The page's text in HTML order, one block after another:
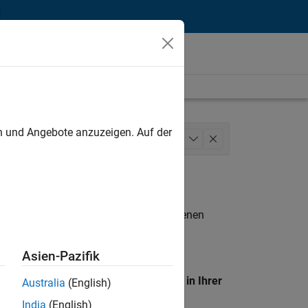
Model Team Legal
. Wenn Sie noch immer keine offenen
unseres
Standort, um alle Stellenangebote in Ihrer
Angebote anzuzeigen. Auf der
Asien-Pazifik
Australia (English)
India (English)